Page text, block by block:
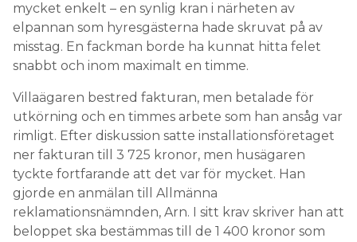
mycket enkelt – en synlig kran i närheten av
elpannan som hyresgästerna hade skruvat på av
misstag. En fackman borde ha kunnat hitta felet
snabbt och inom maximalt en timme.
Villaägaren bestred fakturan, men betalade för
utkörning och en timmes arbete som han ansåg var
rimligt. Efter diskussion satte installationsföretaget
ner fakturan till 3 725 kronor, men husägaren
tyckte fortfarande att det var för mycket. Han
gjorde en anmälan till Allmänna
reklamationsnämnden, Arn. I sitt krav skriver han att
beloppet ska bestämmas till de 1 400 kronor som